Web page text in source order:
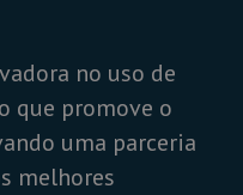
no uso de
que promove o
uma parceria
melhores